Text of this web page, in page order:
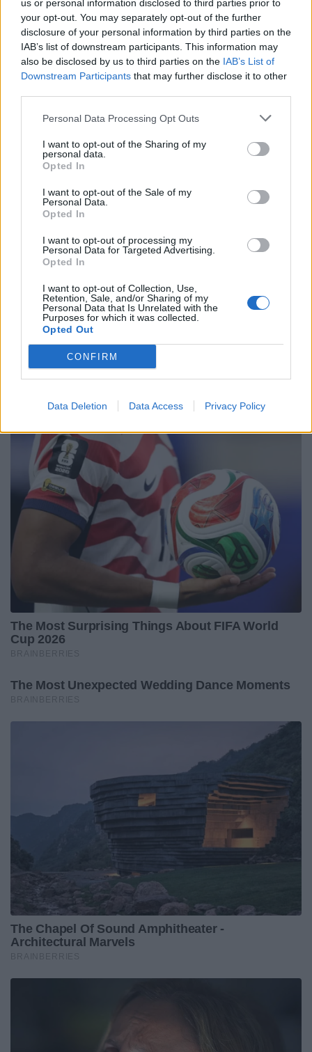
us or personal information disclosed to third parties prior to
your opt-out. You may separately opt-out of the further
disclosure of your personal information by third parties on the
IAB’s list of downstream participants. This information may
also be disclosed by us to third parties on the IAB’s List of
Downstream Participants that may further disclose it to other
Personal Data Processing Opt Outs
I want to opt-out of the Sharing of my
personal data.
Opted In
I want to opt-out of the Sale of my
Personal Data.
Opted In
I want to opt-out of processing my
Personal Data for Targeted Advertising.
Opted In
I want to opt-out of Collection, Use,
Retention, Sale, and/or Sharing of my
Personal Data that Is Unrelated with the
Purposes for which it was collected.
Opted Out
CONFIRM
Data Deletion Data Access Privacy Policy